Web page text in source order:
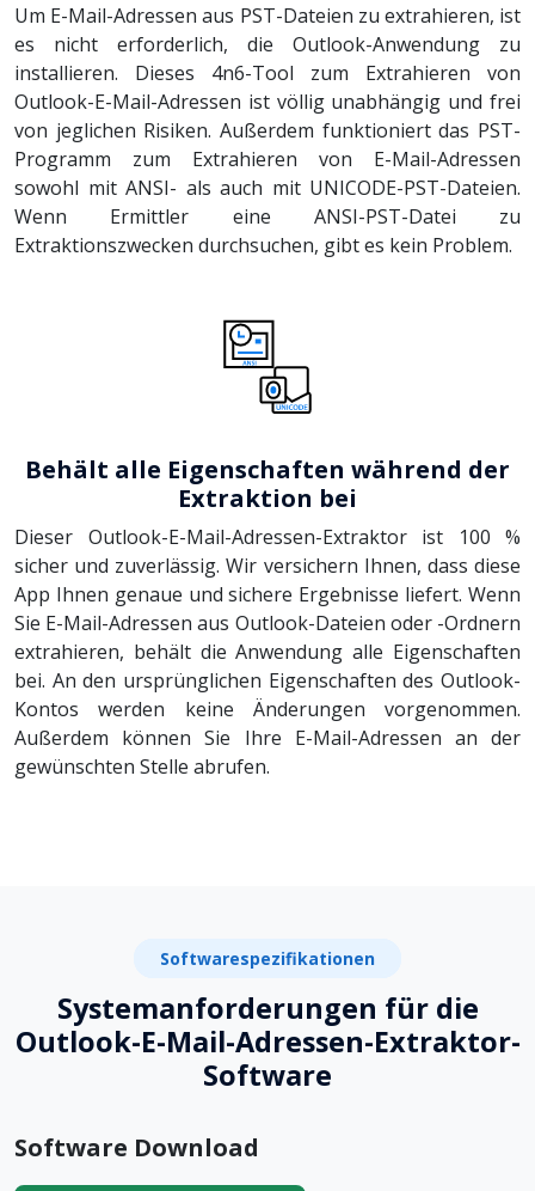
Um E-Mail-Adressen aus PST-Dateien zu extrahieren, ist
es nicht erforderlich, die Outlook-Anwendung zu
installieren. Dieses 4n6-Tool zum Extrahieren von
Outlook-E-Mail-Adressen ist völlig unabhängig und frei
von jeglichen Risiken. Außerdem funktioniert das PST-
Programm zum Extrahieren von E-Mail-Adressen
sowohl mit ANSI- als auch mit UNICODE-PST-Dateien.
Wenn Ermittler eine ANSI-PST-Datei zu
Extraktionszwecken durchsuchen, gibt es kein Problem.
Behält alle Eigenschaften während der
Extraktion bei
Dieser Outlook-E-Mail-Adressen-Extraktor ist 100 %
sicher und zuverlässig. Wir versichern Ihnen, dass diese
App Ihnen genaue und sichere Ergebnisse liefert. Wenn
Sie E-Mail-Adressen aus Outlook-Dateien oder -Ordnern
extrahieren, behält die Anwendung alle Eigenschaften
bei. An den ursprünglichen Eigenschaften des Outlook-
Kontos werden keine Änderungen vorgenommen.
Außerdem können Sie Ihre E-Mail-Adressen an der
gewünschten Stelle abrufen.
Softwarespezifikationen
Systemanforderungen für die
Outlook-E-Mail-Adressen-Extraktor-
Software
Software Download